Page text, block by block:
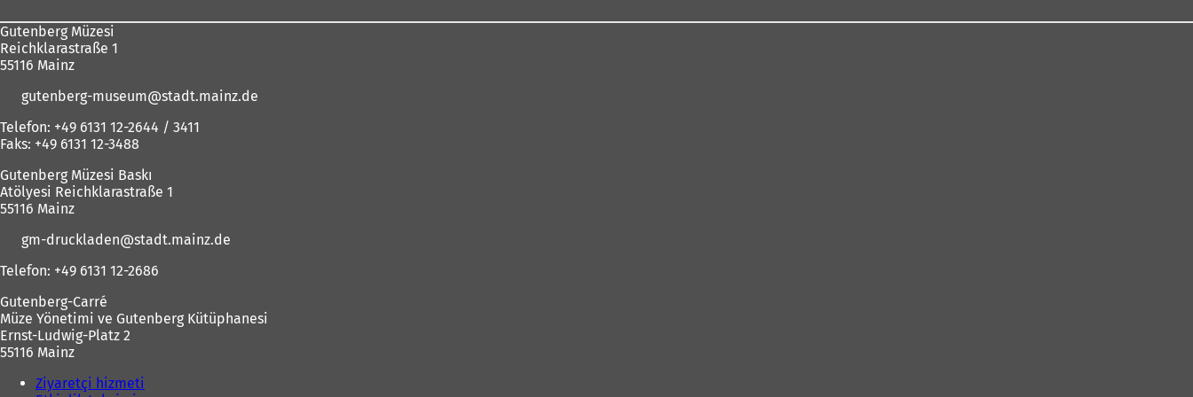
Gutenberg Müzesi
Reichklarastraße 1
55116 Mainz
gutenberg-museum
stadt.mainz de
Telefon: +49 6131 12-2644 / 3411
Faks: +49 6131 12-3488
Gutenberg Müzesi Baskı
Atölyesi Reichklarastraße 1
55116 Mainz
gm-druckladen
stadt.mainz de
Telefon: +49 6131 12-2686
Gutenberg-Carré
Müze Yönetimi ve Gutenberg Kütüphanesi
Ernst-Ludwig-Platz 2
55116 Mainz
Ziyaretçi hizmeti